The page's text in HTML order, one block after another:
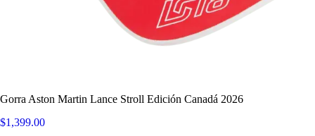
Gorra Aston Martin Lance Stroll Edición Canadá 2026
$1,399.00